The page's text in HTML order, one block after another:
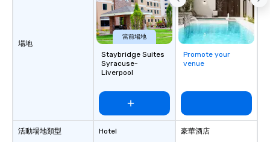
場地
活動場地類型
當前場地
Staybridge Suites
Syracuse-
Liverpool
Hotel
Promote your
venue
豪華酒店